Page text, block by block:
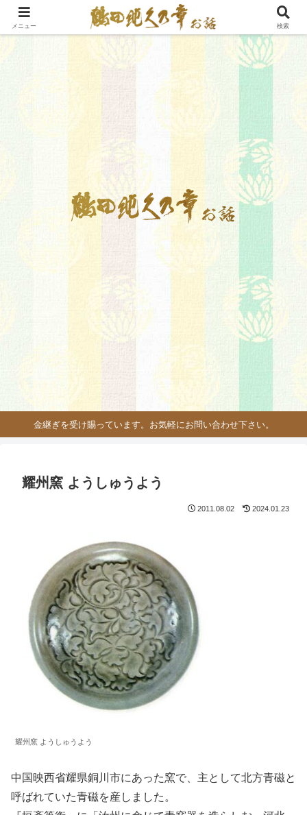
金継ぎを受け賜っています。お気軽にお問い合わせ下さい。
耀州窯 ようしゅうよう
2011.08.02 2024.01.23
耀州窯 ようしゅうよう
中国映西省耀県銅川市にあった窯で、主として北方青磁と
呼ばれていた青磁を産しました。
メニュー 検索